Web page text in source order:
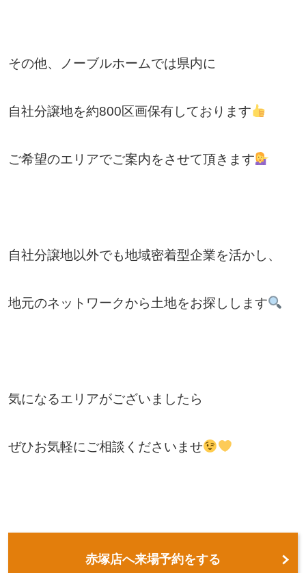
その他、ノーブルホームでは県内に
自社分譲地を約800区画保有しております
ご希望のエリアでご案内をさせて頂きます
自社分譲地以外でも地域密着型企業を活かし、
地元のネットワークから土地をお探しします
気になるエリアがございましたら
ぜひお気軽にご相談くださいませ
赤塚店へ来場予約をする